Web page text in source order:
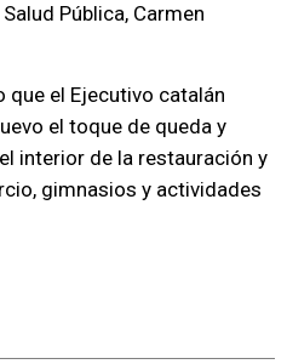
Pública, Carmen
que el Ejecutivo catalán
el toque de queda y
interior de la restauración y
gimnasios y actividades